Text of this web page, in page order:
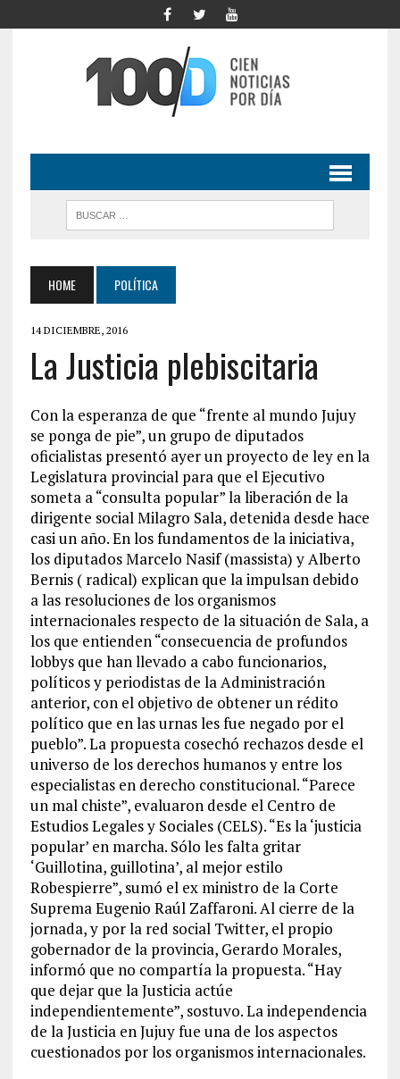
HOME POLÍTICA
14 DICIEMBRE, 2016
La Justicia plebiscitaria
Con la esperanza de que “frente al mundo Jujuy
se ponga de pie”, un grupo de diputados
oficialistas presentó ayer un proyecto de ley en la
Legislatura provincial para que el Ejecutivo
someta a “consulta popular” la liberación de la
dirigente social Milagro Sala, detenida desde hace
casi un año. En los fundamentos de la iniciativa,
los diputados Marcelo Nasif (massista) y Alberto
Bernis ( radical) explican que la impulsan debido
a las resoluciones de los organismos
internacionales respecto de la situación de Sala, a
los que entienden “consecuencia de profundos
lobbys que han llevado a cabo funcionarios,
políticos y periodistas de la Administración
anterior, con el objetivo de obtener un rédito
político que en las urnas les fue negado por el
pueblo”. La propuesta cosechó rechazos desde el
universo de los derechos humanos y entre los
especialistas en derecho constitucional. “Parece
un mal chiste”, evaluaron desde el Centro de
Estudios Legales y Sociales (CELS). “Es la ‘justicia
popular’ en marcha. Sólo les falta gritar
‘Guillotina, guillotina’, al mejor estilo
Robespierre”, sumó el ex ministro de la Corte
Suprema Eugenio Raúl Zaffaroni. Al cierre de la
jornada, y por la red social Twitter, el propio
gobernador de la provincia, Gerardo Morales,
informó que no compartía la propuesta. “Hay
que dejar que la Justicia actúe
independientemente”, sostuvo. La independencia
de la Justicia en Jujuy fue una de los aspectos
cuestionados por los organismos internacionales.